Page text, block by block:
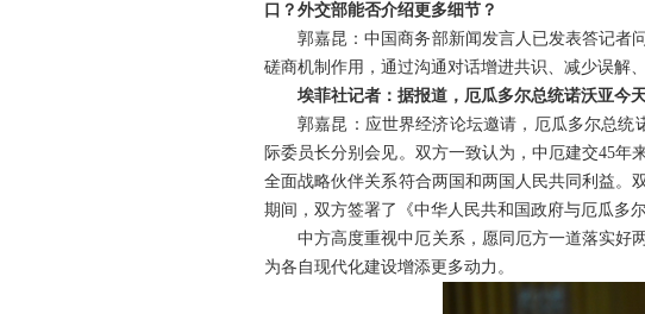
口？外交部能否介绍更多细节？
郭嘉昆：中国商务部新闻发言人已发表答记者
磋商机制作用，通过沟通对话增进共识、减少误解
埃菲社记者：据报道，厄瓜多尔总统诺沃亚今
郭嘉昆：应世界经济论坛邀请，厄瓜多尔总统
际委员长分别会见。双方一致认为，中厄建交45
全面战略伙伴关系符合两国和两国人民共同利益。
期间，双方签署了《中华人民共和国政府与厄瓜多
中方高度重视中厄关系，愿同厄方一道落实好
为各自现代化建设增添更多动力。